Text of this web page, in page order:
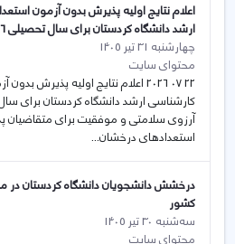
اعلام نتایج اولیه پذیرش بدون آزمون
ارشد دانشگاه کردستان برای سال تحصیلی 1406-1405
چهارشنبه 31 تیر 1405
محتوای سایت
22 07 2026 اعلام نتایج اولیه
آرزوی سلامتی و موفقیت برای متقاضیان
استعدادهای درخشان...
کشور
سه‌شنبه 30 تیر 1405
محتوای سایت